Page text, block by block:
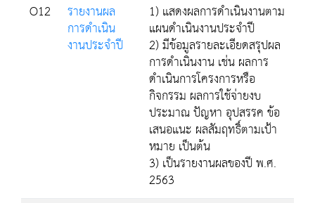
O12
รายงานผล
การดำเนิน
งานประจำปี
1) แสดงผลการดำเนินงานตาม
แผนดำเนินงานประจำปี
2) มีข้อมูลรายละเอียดสรุปผล
การดำเนินงาน เช่น ผลการ
ดำเนินการโครงการหรือ
กิจกรรม ผลการใช้จ่ายงบ
ประมาณ ปัญหา อุปสรรค ข้อ
เสนอแนะ ผลสัมฤทธิ์ตามเป้า
หมาย เป็นต้น
3) เป็นรายงานผลของปี พ.ศ.
2563